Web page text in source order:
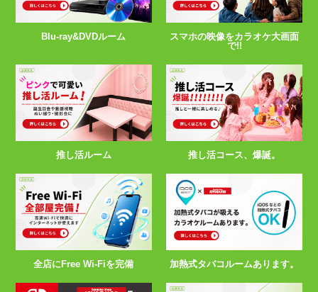
Blu-ray&DVDルーム
スマホの映像をカラオケ大画面
で!!
推し活ルーム 推し活コース、爆誕。
全店にFree Wi-Fiを完備 加熱式タバコルームあります。